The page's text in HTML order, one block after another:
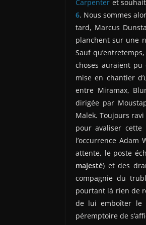
Carpenter et
6. Nous sommes
tard, Marcus
planchent sur une
Sauf
choses auraient
mise en chantier
entre Miramax,
dirigée par
Malek. Toujours
pour avaliser
l’occurrence Adam
attente, le poste
majesté) et des
compagnie du
pourtant là rien de
de lui emboîter le
péremptoire de